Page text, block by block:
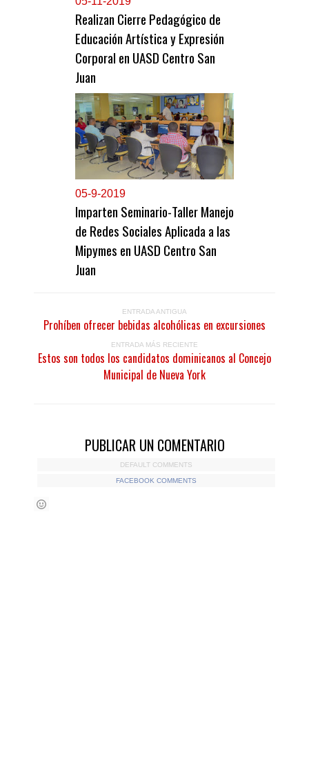
Realizan Cierre Pedagógico de
Educación Artística y Expresión
Corporal en UASD Centro San
Juan
05-9-2019
Imparten Seminario-Taller Manejo
de Redes Sociales Aplicada a las
Mipymes en UASD Centro San
Juan
ENTRADA ANTIGUA
Prohíben ofrecer bebidas alcohólicas en excursiones
ENTRADA MÁS RECIENTE
Estos son todos los candidatos dominicanos al Concejo
Municipal de Nueva York
PUBLICAR UN COMENTARIO
DEFAULT COMMENTS
FACEBOOK COMMENTS